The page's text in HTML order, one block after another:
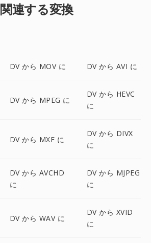
関連する変換
DV から MOV に DV から AVI に
DV から MPEG に
DV から HEVC
に
DV から MXF に
DV から DIVX
に
DV から AVCHD
に
DV から MJPEG
に
DV から WAV に
DV から XVID
に